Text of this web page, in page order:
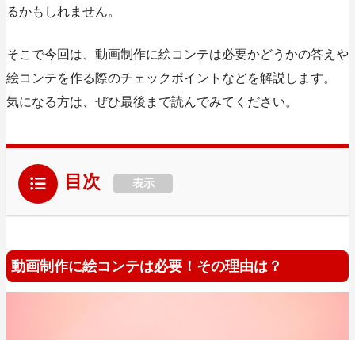
るかもしれません。
そこで今回は、 動画制作に絵コンテは必要かどうかの答えや
絵コンテを作る際のチェックポイントなどを解説します。
気になる方は、ぜひ最後まで読んでみてください。
目次 表示
動画制作に絵コンテは必要！その理由は？